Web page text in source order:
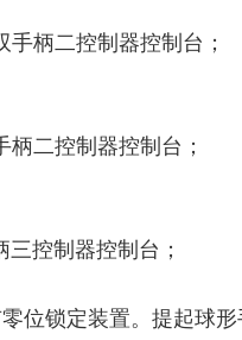
控制器控制台；
制器控制台；
器控制台；
位锁定装置。提起球